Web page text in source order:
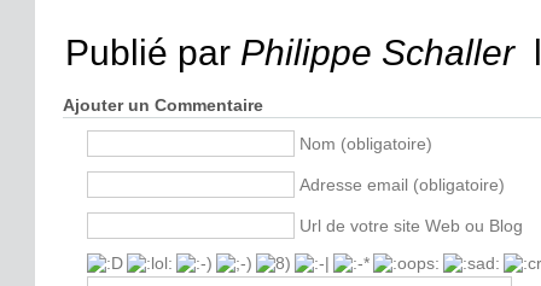
Publié par Philippe Schaller
Ajouter un Commentaire
Nom (obligatoire)
Adresse email (obligatoire)
Url de votre site Web ou Blog